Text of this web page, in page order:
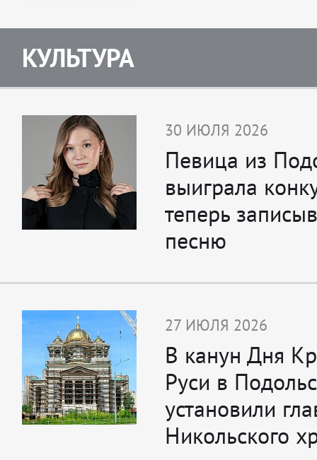
КУЛЬТУРА
30 ИЮЛЯ 2026
Певица из
выиграла
теперь
песню
27 ИЮЛЯ 2026
В канун Дня
Руси в
установили
Никольского